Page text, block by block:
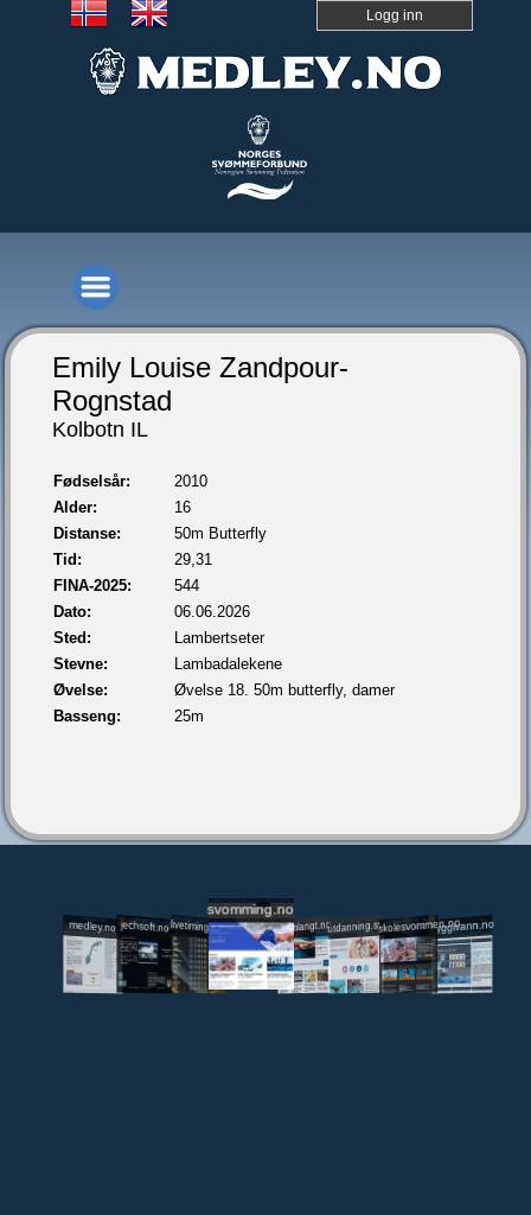
Logg inn
Emily Louise Zandpour-
Rognstad
Kolbotn IL
Fødselsår:
2010
Alder:
16
Distanse:
50m Butterfly
Tid:
29,31
FINA-2025:
544
Dato:
06.06.2026
Sted:
Lambertseter
Stevne:
Lambadalekene
Øvelse:
Øvelse 18. 50m butterfly, damer
Basseng:
25m
medley.no jechsoft.nolivetiming.medley.no
svomming.no
svomlangt.noutdanning.svomming.no
skolesvommen.notryggivann.no